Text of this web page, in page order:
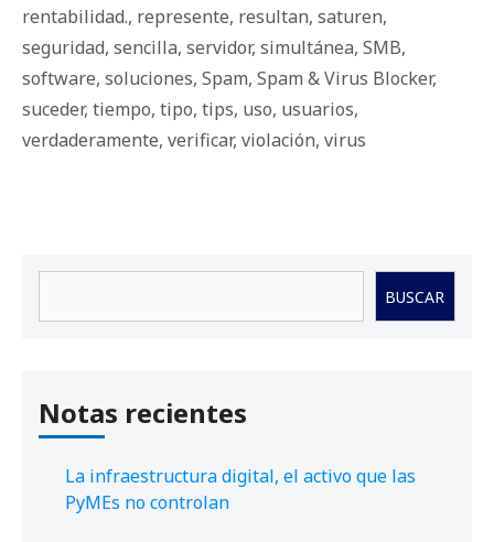
rentabilidad., represente, resultan, saturen,
seguridad, sencilla, servidor, simultánea, SMB,
software, soluciones, Spam, Spam & Virus Blocker,
suceder, tiempo, tipo, tips, uso, usuarios,
verdaderamente, verificar, violación, virus
BUSCAR
Notas recientes
La infraestructura digital, el activo que las
PyMEs no controlan